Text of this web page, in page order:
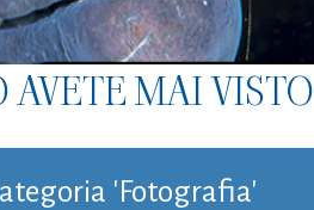
MAI VISTO
'Fotografia'